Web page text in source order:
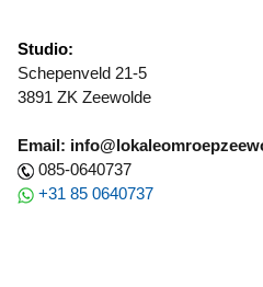
Studio:
Schepenveld 21-5
3891 ZK Zeewolde
Email:
085-0640737
+31 85 0640737